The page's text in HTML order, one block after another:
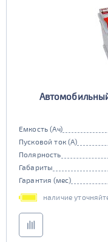
Емкость (Ач)
Пусковой ток (А)
Полярность
Габариты
Гарантия (мес)
наличие